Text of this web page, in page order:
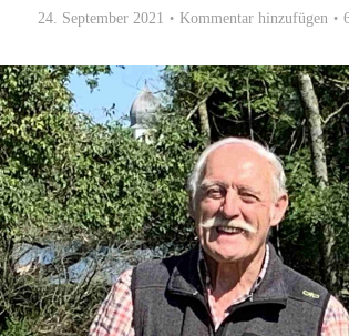
24. September 2021 Kommentar hinzufügen